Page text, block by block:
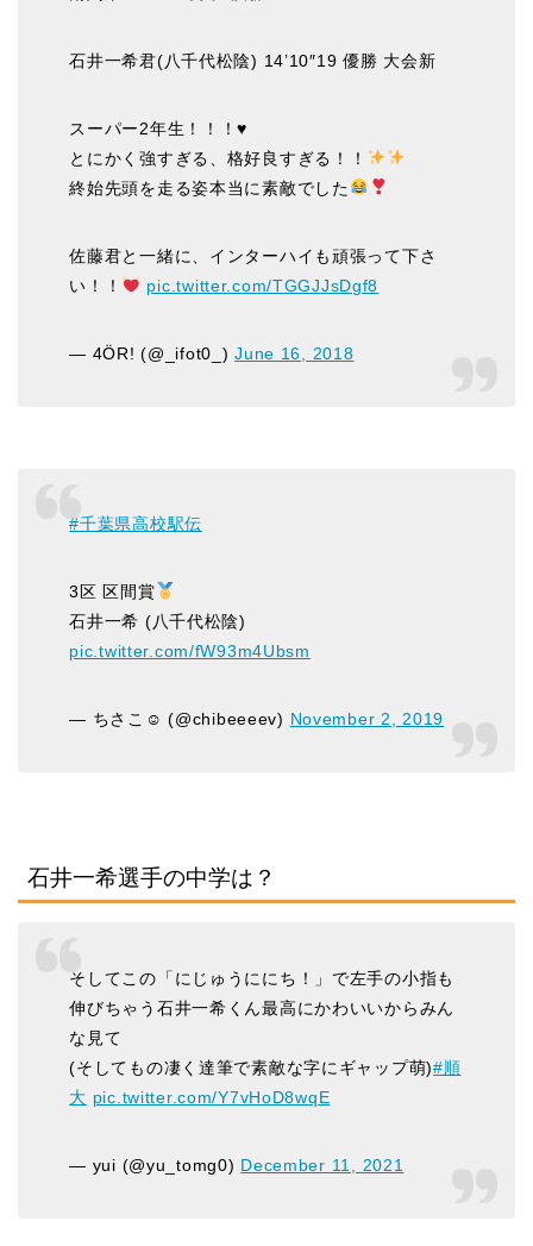
石井一希君(八千代松陰) 14’10″19 優勝 大会新
スーパー2年生！！！♥️
とにかく強すぎる、格好良すぎる！！
終始先頭を走る姿本当に素敵でした
佐藤君と一緒に、インターハイも頑張って下さ
い！！
pic.twitter.com/TGGJJsDgf8
— 4ÖR! (@_ifot0_)June 16, 2018
#千葉県高校駅伝
3区 区間賞
石井一希 (八千代松陰)
pic.twitter.com/fW93m4Ubsm
— ちさこ☺︎ (@chibeeeev) November 2, 2019
石井一希選手の中学は？
そしてこの「にじゅうににち！」で左手の小指も
伸びちゃう石井一希くん最高にかわいいからみん
な見て
(そしてもの凄く達筆で素敵な字にギャップ萌)#順
大 pic.twitter.com/Y7vHoD8wqE
— yui (@yu_tomg0) December 11, 2021